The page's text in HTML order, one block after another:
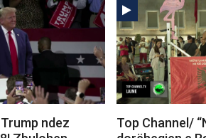
ndez
Top Channel/